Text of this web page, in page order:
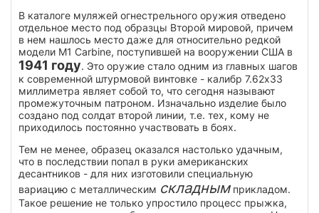
В каталоге муляжей огнестрельного оружия отведено
отдельное место под образцы Второй мировой, причем
в нем нашлось место даже для относительно редкой
модели M1 Carbine, поступившей на вооружении США в
1941 году. Это оружие стало одним из главных шагов
к современной штурмовой винтовке - калибр 7.62х33
миллиметра являет собой то, что сегодня называют
промежуточным патроном. Изначально изделие было
создано под солдат второй линии, т.е. тех, кому не
приходилось постоянно участвовать в боях.
Тем не менее, образец оказался настолько удачным,
что в последствии попал в руки американских
десантников - для них изготовили специальную
вариацию с металлическим складнымприкладом.
Такое решение не только упростило процесс прыжка,